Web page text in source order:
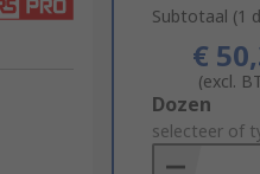
Subtotaal (1
€
(excl.
Add
to
Basket
Dozen
selecteer of